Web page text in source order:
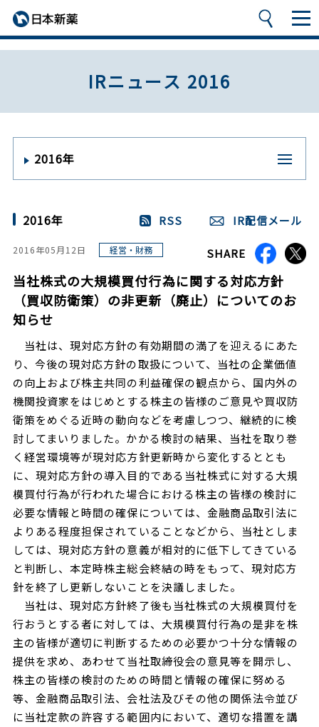
IRニュース 2016
2016年
2016年 RSS IR配信メール
2016年05月12日 経営・財務 SHARE
当社株式の大規模買付行為に関する対応方針
（買収防衛策）の非更新（廃止）についてのお
知らせ
当社は、現対応方針の有効期間の満了を迎えるにあた
り、今後の現対応方針の取扱について、当社の企業価値
の向上および株主共同の利益確保の観点から、国内外の
機関投資家をはじめとする株主の皆様のご意見や買収防
衛策をめぐる近時の動向などを考慮しつつ、継続的に検
討してまいりました。かかる検討の結果、当社を取り巻
く経営環境等が現対応方針更新時から変化するととも
に、現対応方針の導入目的である当社株式に対する大規
模買付行為が行われた場合における株主の皆様の検討に
必要な情報と時間の確保については、金融商品取引法に
よりある程度担保されていることなどから、当社としま
しては、現対応方針の意義が相対的に低下してきている
と判断し、本定時株主総会終結の時をもって、現対応方
針を終了し更新しないことを決議しました。
当社は、現対応方針終了後も当社株式の大規模買付を
行おうとする者に対しては、大規模買付行為の是非を株
主の皆様が適切に判断するための必要かつ十分な情報の
提供を求め、あわせて当社取締役会の意見等を開示し、
株主の皆様の検討のための時間と情報の確保に努める
等、金融商品取引法、会社法及びその他の関係法令並び
に当社定款の許容する範囲内において、適切な措置を講